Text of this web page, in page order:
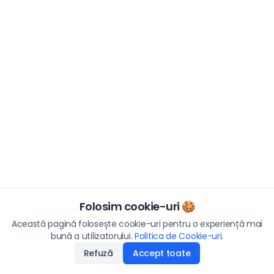
Folosim cookie-uri 🍪
Această pagină folosește cookie-uri pentru o experiență mai
bună a utilizatorului. Politica de Cookie-uri.
Refuză
Accept toate